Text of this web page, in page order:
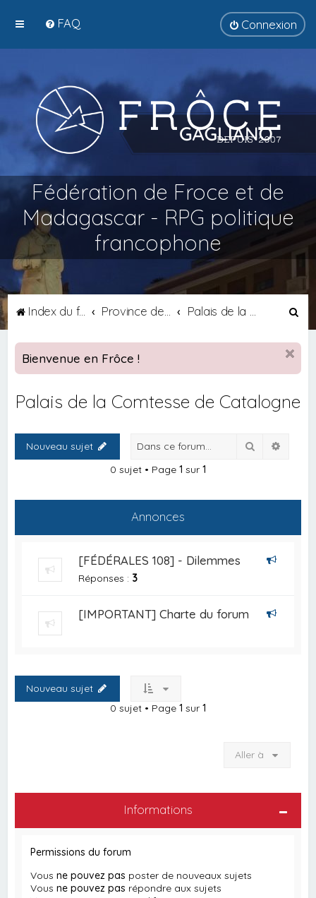
FAQ Connexion
Fédération de Froce et de
Madagascar - RPG politique
francophone
Index du forum
c
h
Bienvenue en Frôce !
Palais de la Comtesse de Catalogne
Nouveau sujet Rechercher
0 sujet • Page 1 sur 1
Annonces
[FÉDÉRALES 108] - Dilemmes
Réponses : 3
[IMPORTANT] Charte du forum
Nouveau sujet
0 sujet • Page 1 sur 1
Aller à
Informations
Permissions du forum
Vousne pouvez pas poster de nouveaux sujets
Vousne pouvez pas répondre aux sujets